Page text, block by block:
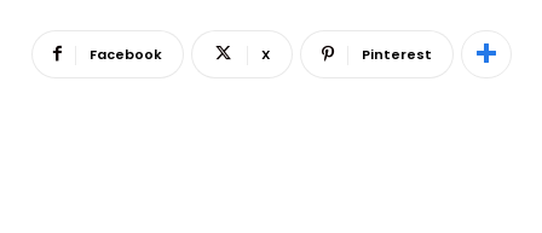
Facebook X Pinterest